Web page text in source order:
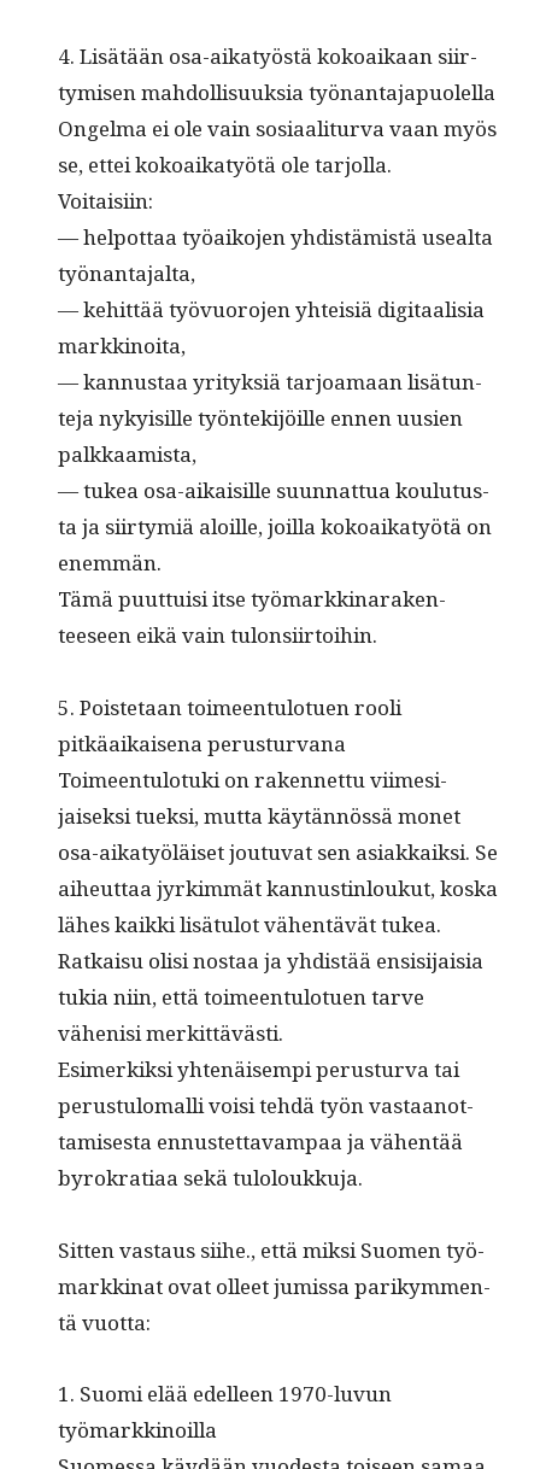
4. Lisätään osa-aikatyöstä kokoaikaan siir­
tymisen mah­dol­lisuuk­sia työnantajapuolella
Ongel­ma ei ole vain sosi­aal­i­tur­va vaan myös
se, ettei kokoaikatyötä ole tarjolla.
Voitaisiin:
— helpot­taa työaiko­jen yhdis­tämistä use­al­ta
työnantajalta,
— kehit­tää työvuoro­jen yhteisiä dig­i­taal­isia
markkinoita,
— kan­nus­taa yri­tyk­siä tar­joa­maan lisä­tun­
te­ja nyky­isille työn­tek­i­jöille ennen uusien
palkkaamista,
— tukea osa-aikaisille suun­nat­tua koulu­tus­
ta ja siir­tymiä aloille, joil­la kokoaikatyötä on
enemmän.
Tämä puut­tuisi itse työ­markki­narak­en­
teeseen eikä vain tulonsiirtoihin.
5. Pois­te­taan toimeen­tu­lotuen rooli
pitkäaikaise­na perusturvana
Toimeen­tu­lo­tu­ki on raken­net­tu viime­si­
jaisek­si tuek­si, mut­ta käytän­nössä mon­et
osa-aikatyöläiset joutu­vat sen asi­akkaik­si. Se
aiheut­taa jyrkim­mät kan­nustin­loukut, kos­ka
läh­es kaik­ki lisä­tu­lot vähen­tävät tukea.
Ratkaisu olisi nos­taa ja yhdis­tää ensisi­jaisia
tukia niin, että toimeen­tu­lotuen tarve
vähenisi merkittävästi.
Esimerkik­si yht­enäisem­pi perus­tur­va tai
perus­tu­lo­ma­lli voisi tehdä työn vas­taan­ot­
tamis­es­ta ennustet­tavam­paa ja vähen­tää
byrokra­ti­aa sekä tuloloukkuja.
Sit­ten vas­taus siihe., että mik­si Suomen työ­
markki­nat ovat olleet jumis­sa parikym­men­
tä vuotta:
1. Suo­mi elää edelleen 1970-luvun
työmarkkinoilla